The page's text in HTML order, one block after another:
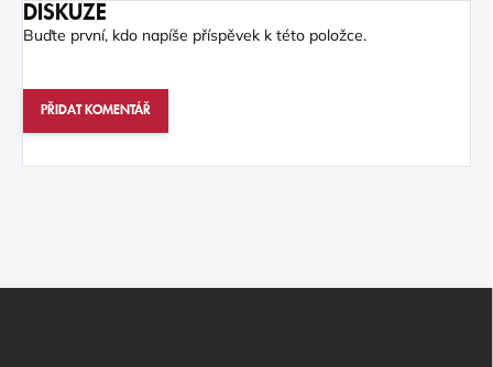
DISKUZE
Buďte první, kdo napíše příspěvek k této položce.
PŘIDAT KOMENTÁŘ